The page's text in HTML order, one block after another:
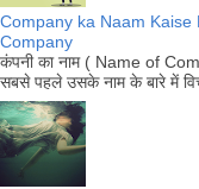
Company ka Naam Kaise
Company
कंपनी का नाम ( Name of
सबसे पहले उसके नाम के बारे में